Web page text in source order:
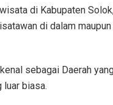
di Kabupaten
di dalam maupun
sebagai Daerah
luar biasa.